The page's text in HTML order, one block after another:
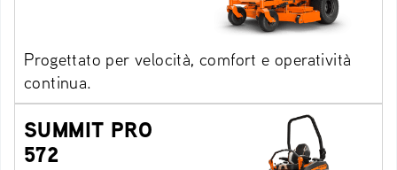
Progettato per velocità, comfort e operatività
continua.
SUMMIT PRO
572